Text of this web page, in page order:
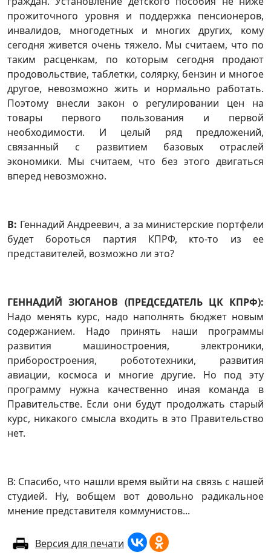
прожиточного уровня и поддержка пенсионеров,
инвалидов, многодетных и многих других, кому
сегодня живется очень тяжело. Мы считаем, что по
таким расценкам, по которым сегодня продают
продовольствие, таблетки, солярку, бензин и многое
другое, невозможно жить и нормально работать.
Поэтому внесли закон о регулировании цен на
товары первого пользования и первой
необходимости. И целый ряд предложений,
связанный с развитием базовых отраслей
экономики. Мы считаем, что без этого двигаться
вперед невозможно.
В: Геннадий Андреевич, а за министерские портфели
будет бороться партия КПРФ, кто-то из ее
представителей, возможно ли это?
ГЕННАДИЙ ЗЮГАНОВ (ПРЕДСЕДАТЕЛЬ ЦК КПРФ):
Надо менять курс, надо наполнять бюджет новым
содержанием. Надо принять наши программы
развития машиностроения, электроники,
приборостроения, робототехники, развития
авиации, космоса и многие другие. Но под эту
программу нужна качественно иная команда в
Правительстве. Если они будут продолжать старый
курс, никакого смысла входить в это Правительство
нет.
В: Спасибо, что нашли время выйти на связь с нашей
студией. Ну, вобщем вот довольно радикальное
мнение представителя коммунистов...
Версия для печати